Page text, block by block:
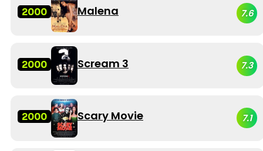
2000 Malena 7.6
2000 Scream 3 7.3
2000 Scary Movie 7.1